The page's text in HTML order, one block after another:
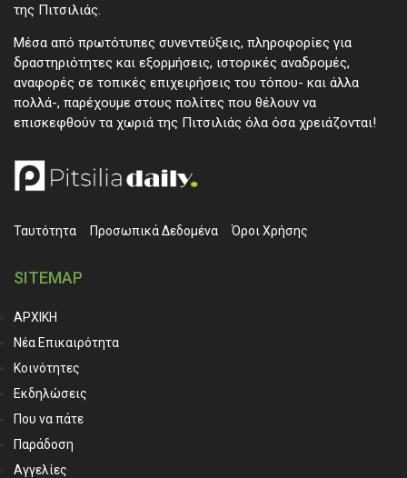
της Πιτσιλιάς.
Μέσα από πρωτότυπες συνεντεύξεις, πληροφορίες για
δραστηριότητες και εξορμήσεις, ιστορικές αναδρομές,
αναφορές σε τοπικές επιχειρήσεις του τόπου- και άλλα
πολλά-, παρέχουμε στους πολίτες που θέλουν να
επισκεφθούν τα χωριά της Πιτσιλιάς όλα όσα χρειάζονται!
Ταυτότητα Προσωπικά ∆εδομένα Όροι Χρήσης
SITEMAP
ΑΡΧΙΚΗ
Νέα Επικαιρότητα
Κοινότητες
Εκδηλώσεις
Που να πάτε
Παράδοση
Αγγελίες